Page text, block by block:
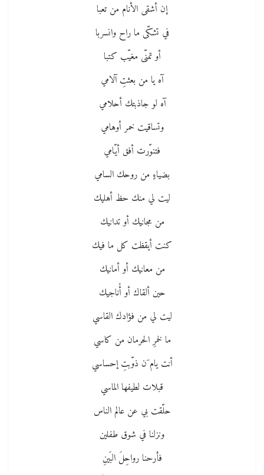
إن أشقى الأنام من تعبا
في تشكّى ما راح وانسربا
أو تمنّى مغيّب كتبا
آه يا من بعثتِ آلامي
آه لو جاذبتك أحلامي
وتساقيت خمر أوهامي
فتنوّرت أفق أيّامي
بضياءٍ من روحك السامي
ليت لي منك حظ أهليك
من مجانيك أو تدانيك
كنت أيقظت كل ما فيك
من معانيك أو أمانيك
حين ألقاك أو أُناجيك
ليت لي من فؤادك القاسي
ما لخمرِ الحرمان من كاسي
أنت يام َن ذوّبتِ إحساسي
قبلات لطيفها الماسي
حلّقت بي عن عالم الناس
ونزلنا في شوق طفلين
فأرحنا رواحِلَ البَينِ